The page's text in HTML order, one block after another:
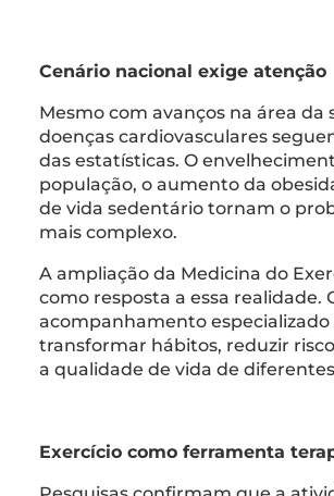
Cenário nacional exige atenção
Mesmo com avanços na área da
doenças cardiovasculares
das estatísticas. O
população, o aumento da
de vida sedentário tornam o
mais complexo.
A ampliação da Medicina do
como resposta a essa realidade.
acompanhamento especializado
transformar hábitos, reduzir
a qualidade de vida de
Exercício como ferramenta